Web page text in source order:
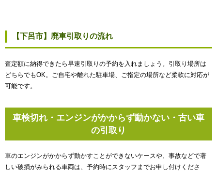
【下呂市】廃車引取りの流れ
査定額に納得できたら早速引取りの予約を入れましょう。引取り場所は
どちらでもOK。ご自宅や離れた駐車場、ご指定の場所など柔軟に対応が
可能です。
車検切れ・エンジンがかからず動かない・古い車
の引取り
車のエンジンがかからず動かすことができないケースや、事故などで著
しい破損がみられる車両は、予約時にスタッフまでお申し付けくださ